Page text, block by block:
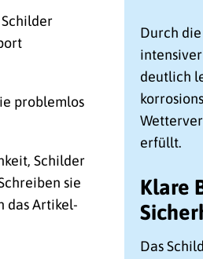
problemlos
Schilder
sie
das Artikel-
Durch
deutlich
erfüllt.
Klare
Das